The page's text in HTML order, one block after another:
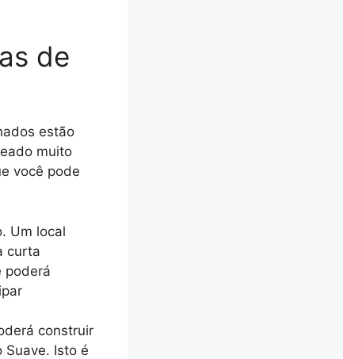
de
estão
muito
você pode
Um local
curta
poderá
construir
Suave. Isto é